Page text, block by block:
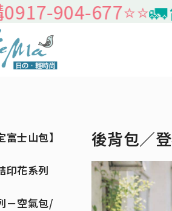
677⭐️⭐️🚛台灣
富士山包】
印花系列
－空氣包/
後背包／